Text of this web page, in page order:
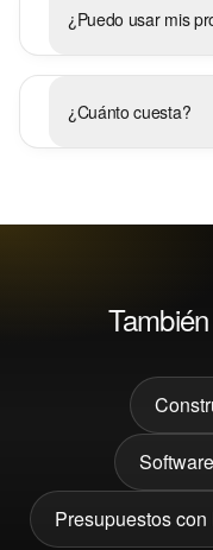
¿Puedo usar mis
¿Cuánto cuesta?
Presupuestos con